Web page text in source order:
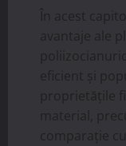
În acest
avantaje ale
eficient și
proprietățile
material,
comparație